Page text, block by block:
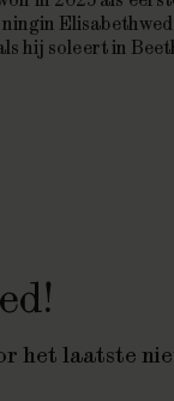
hij soleert in
het laatste